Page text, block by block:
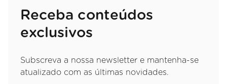
Receba conteúdos
exclusivos
Subscreva a nossa newsletter e mantenha-se
atualizado com as últimas novidades.